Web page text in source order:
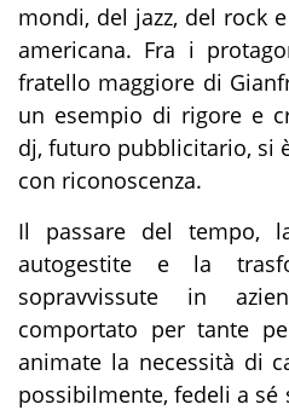
mondi, del jazz, del rock
americana. Fra i
fratello maggiore di
un esempio di rigore e
dj, futuro pubblicitario, si
con riconoscenza.
Il passare del tempo,
autogestite e la
sopravvissute in
comportato per tante
animate la necessità di
possibilmente, fedeli a sé